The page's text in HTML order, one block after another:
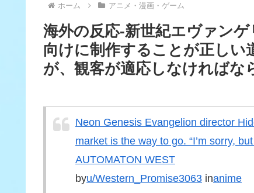
海外「2002年も審判を買収
応】
BABYMETALのLegend
海外「日本なんて行くん
ホーム アニメ・漫画・ゲーム
海外の反応-新世紀エヴァン
向けに制作することが正しい
が、観客が適応しなければな
Neon Genesis Evangelion director
market is the way to go. “I’m sorry,
AUTOMATON WEST
byu/Western_Promise3063 inanime